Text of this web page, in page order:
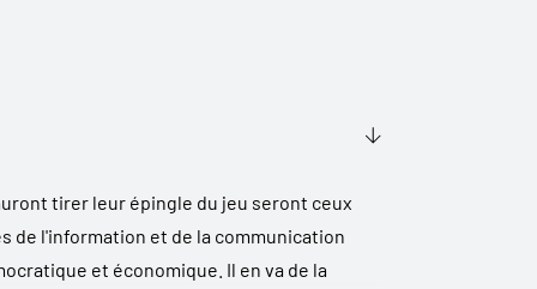
tirer leur épingle du jeu seront ceux
de l'information et de la communication
et économique. Il en va de la